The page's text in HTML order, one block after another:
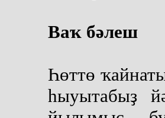
Ваҡ бәлеш
Һөттө
һыуытабыҙ